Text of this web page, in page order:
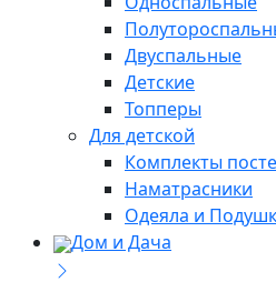
Двуспальные
Детские
Топперы
Для детской
Комплекты
Наматрасники
Одеяла и
Дом и Дача